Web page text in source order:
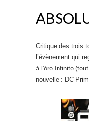
Critique des trois
l’évènement qui
à l’ère Infinite
nouvelle : DC